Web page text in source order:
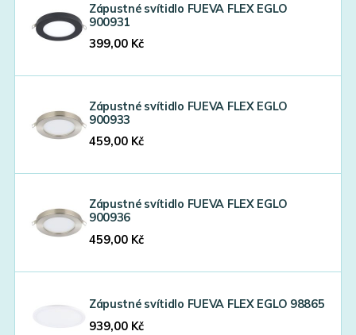
Zápustné svítidlo FUEVA FLEX EGLO
900931
399,00 Kč
Zápustné svítidlo FUEVA FLEX EGLO
900933
459,00 Kč
Zápustné svítidlo FUEVA FLEX EGLO
900936
459,00 Kč
Zápustné svítidlo FUEVA FLEX EGLO 98865
939,00 Kč